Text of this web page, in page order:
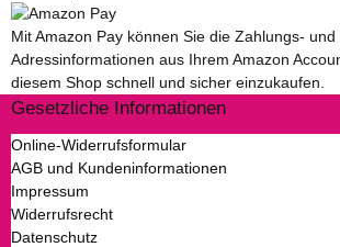
Mit Amazon Pay können Sie die Zahlungs- und
Adressinformationen aus Ihrem Amazon
diesem Shop schnell und sicher einzukaufen.
Gesetzliche Informationen
Online-Widerrufsformular
AGB und Kundeninformationen
Impressum
Widerrufsrecht
Datenschutz